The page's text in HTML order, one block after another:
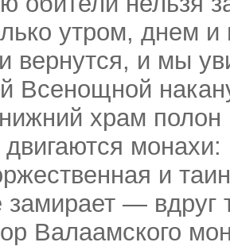
утром, днем
вернутся, и мы
Всенощной
храм
двигаются
и
замирает —
Валаамского